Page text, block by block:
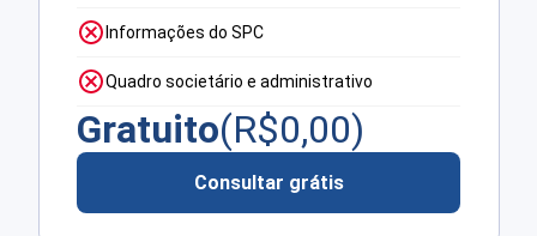
Informações do SPC
Quadro societário e administrativo
Gratuito(R$0,00)
Consultar grátis